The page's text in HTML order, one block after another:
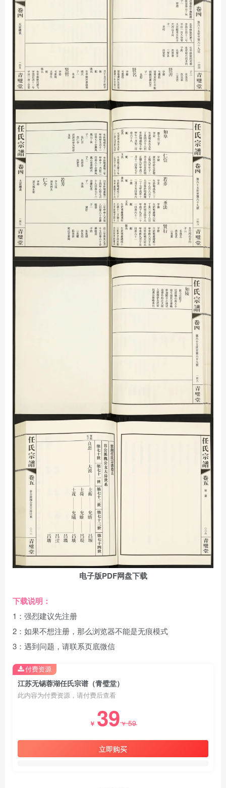
电子版PDF网盘下载
下载说明：
1：强烈建议先注册
2：如果不想注册，那么浏览器不能是无痕模式
3：遇到问题，请联系页底微信
江苏无锡蓉湖任氏宗谱（青璧堂）
此内容为付费资源，请付费后查看
￥ 39￥59
立即购买
付费资源